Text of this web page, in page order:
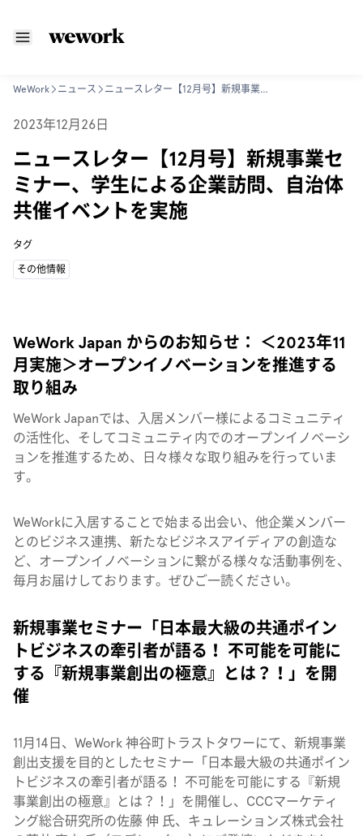
WeWork ニュース ニュースレター【12月号】新規事業セミナー、学生による企業訪問、自治体共催イベントを実施
2023年12月26日
ニュースレター【12月号】新規事業セ
ミナー、学生による企業訪問、自治体
共催イベントを実施
タグ
その他情報
WeWork Japan からのお知らせ： ＜2023年11
月実施＞オープンイノベーションを推進する
取り組み
WeWork Japanでは、入居メンバー様によるコミュニティ
の活性化、そしてコミュニティ内でのオープンイノベーシ
ョンを推進するため、日々様々な取り組みを行っていま
す。
WeWorkに入居することで始まる出会い、他企業メンバー
とのビジネス連携、新たなビジネスアイディアの創造な
ど、オープンイノベーションに繋がる様々な活動事例を、
毎月お届けしております。ぜひご一読ください。
新規事業セミナー「日本最大級の共通ポイン
トビジネスの牽引者が語る！ 不可能を可能に
する『新規事業創出の極意』とは？！」を開
催
11月14日、WeWork 神谷町トラストタワーにて、新規事業
創出支援を目的としたセミナー「日本最大級の共通ポイン
トビジネスの牽引者が語る！ 不可能を可能にする『新規
事業創出の極意』とは？！」を開催し、CCCマーケティ
ング総合研究所の佐藤 伸 氏、キュレーションズ株式会社